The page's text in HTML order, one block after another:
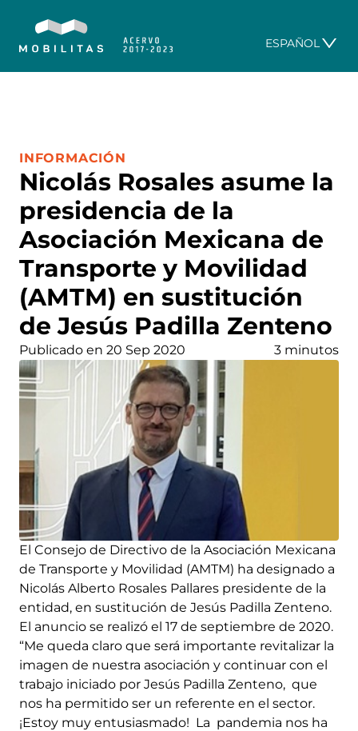
ESPAÑOL
Nicolás Rosales asume la
presidencia de la
Asociación Mexicana de
Transporte y Movilidad
(AMTM) en sustitución
de Jesús Padilla Zenteno
CATEGORÍA:
INFORMACIÓN
Publicado en 20 Sep 2020 3 minutos
El Consejo de Directivo de la Asociación Mexicana
de Transporte y Movilidad (AMTM) ha designado a
Nicolás Alberto Rosales Pallares presidente de la
entidad, en sustitución de Jesús Padilla Zenteno.
El anuncio se realizó el 17 de septiembre de 2020.
“Me queda claro que será importante revitalizar la
imagen de nuestra asociación y continuar con el
trabajo iniciado por Jesús Padilla Zenteno, que
nos ha permitido ser un referente en el sector.
¡Estoy muy entusiasmado! La pandemia nos ha